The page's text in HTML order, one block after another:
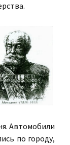
Автомобили
по городу,